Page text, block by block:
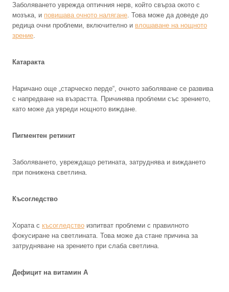
Заболяването уврежда оптичния нерв, който свърза окото с
мозъка, и повишава очното налягане . Това може да доведе до
редица очни проблеми, включително и влошаване на нощното
зрение
Катаракта
Наричано още „старческо перде“, очното заболяване се развива
с напредване на възрастта. Причинява проблеми със зрението,
като може да увреди нощното виждане.
Пигментен ретинит
Заболяването, увреждащо ретината, затруднява и виждането
при понижена светлина.
Късогледство
Хората с късогледство изпитват проблеми с правилното
фокусиране на светлината. Това може да стане причина за
затрудняване на зрението при слаба светлина.
Дефицит на витамин А